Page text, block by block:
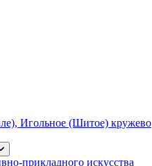
Игольное (Шитое) кружево
прикладного искусства